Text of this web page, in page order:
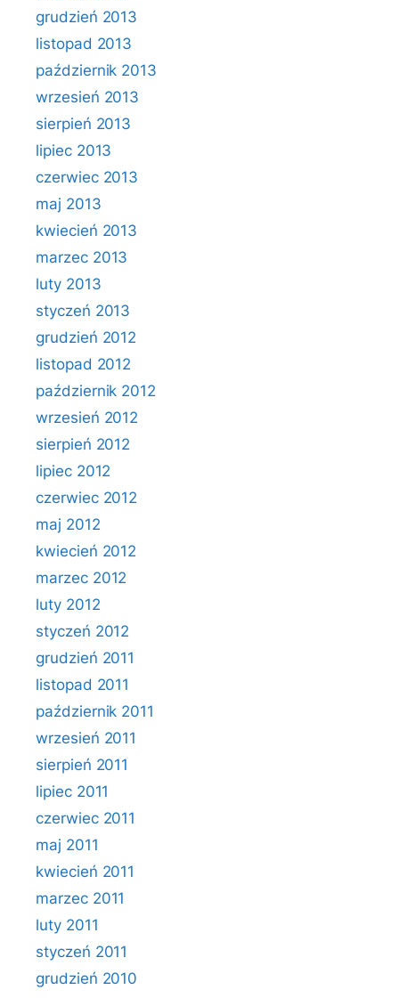
grudzień 2013
listopad 2013
październik 2013
wrzesień 2013
sierpień 2013
lipiec 2013
czerwiec 2013
maj 2013
kwiecień 2013
marzec 2013
luty 2013
styczeń 2013
grudzień 2012
listopad 2012
październik 2012
wrzesień 2012
sierpień 2012
lipiec 2012
czerwiec 2012
maj 2012
kwiecień 2012
marzec 2012
luty 2012
styczeń 2012
grudzień 2011
listopad 2011
październik 2011
wrzesień 2011
sierpień 2011
lipiec 2011
czerwiec 2011
maj 2011
kwiecień 2011
marzec 2011
luty 2011
styczeń 2011
grudzień 2010